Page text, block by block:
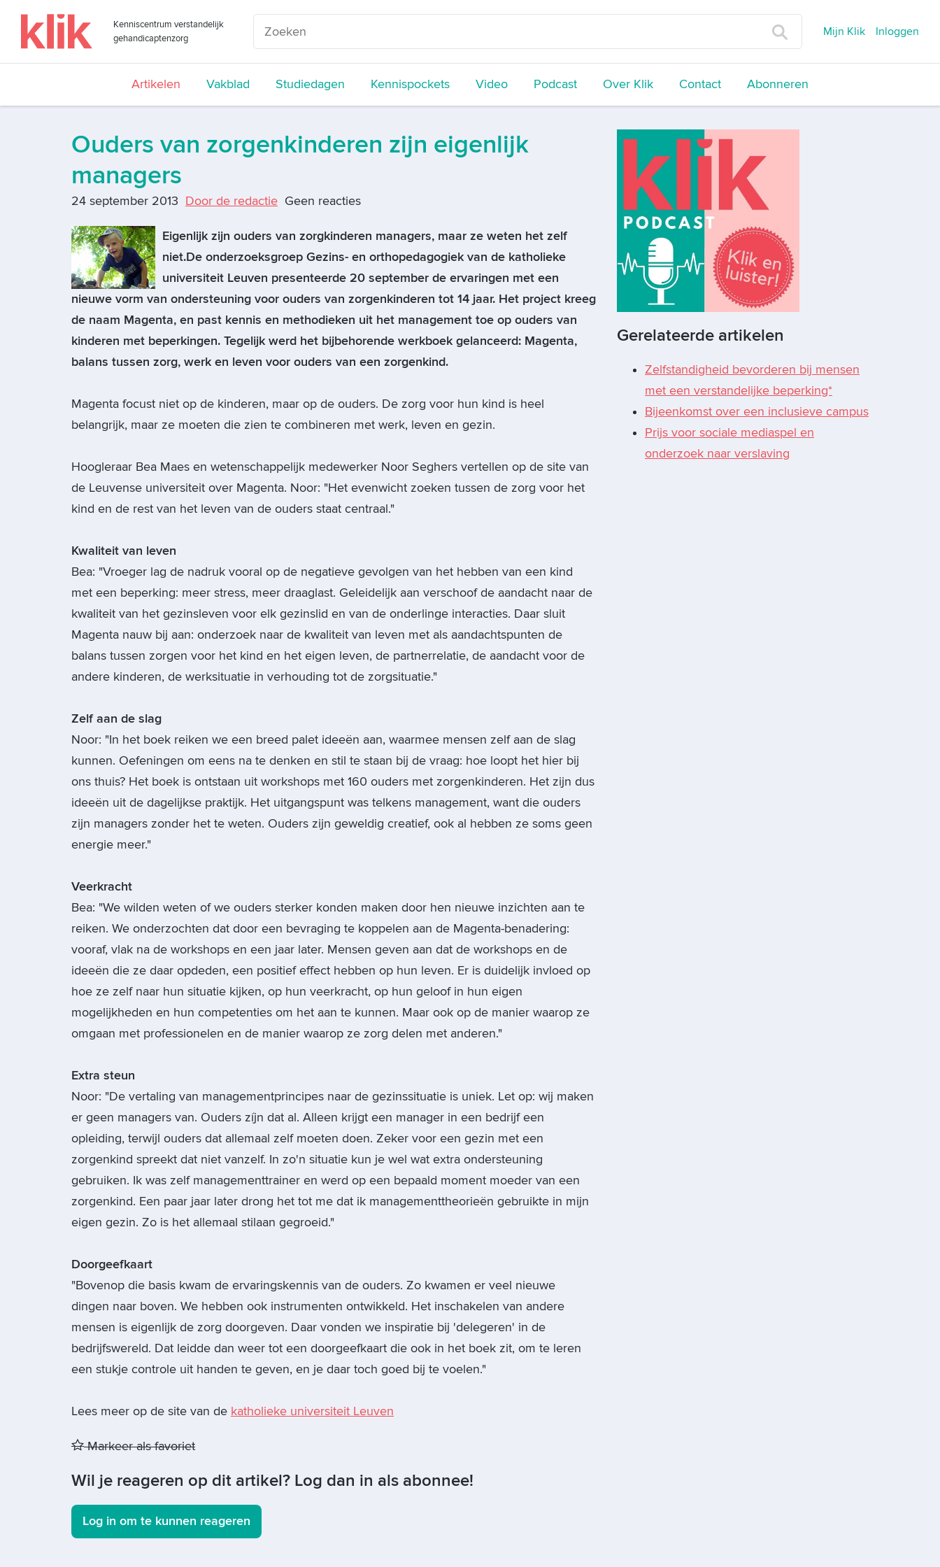
Kenniscentrum verstandelijk
gehandicaptenzorg
Mijn Klik Inloggen
Artikelen Vakblad Studiedagen Kennispockets Video Podcast Over Klik Contact Abonneren
Ouders van zorgenkinderen zijn eigenlijk
managers
24 september 2013 Door de redactie Geen reacties
Eigenlijk zijn ouders van zorgkinderen managers, maar ze weten het zelf
niet.De onderzoeksgroep Gezins- en orthopedagogiek van de katholieke
universiteit Leuven presenteerde 20 september de ervaringen met een
nieuwe vorm van ondersteuning voor ouders van zorgenkinderen tot 14 jaar. Het project kreeg
de naam Magenta, en past kennis en methodieken uit het management toe op ouders van
kinderen met beperkingen. Tegelijk werd het bijbehorende werkboek gelanceerd: Magenta,
balans tussen zorg, werk en leven voor ouders van een zorgenkind.
Magenta focust niet op de kinderen, maar op de ouders. De zorg voor hun kind is heel
belangrijk, maar ze moeten die zien te combineren met werk, leven en gezin.
Hoogleraar Bea Maes en wetenschappelijk medewerker Noor Seghers vertellen op de site van
de Leuvense universiteit over Magenta. Noor: "Het evenwicht zoeken tussen de zorg voor het
kind en de rest van het leven van de ouders staat centraal."
Kwaliteit van leven
Bea: "Vroeger lag de nadruk vooral op de negatieve gevolgen van het hebben van een kind
met een beperking: meer stress, meer draaglast. Geleidelijk aan verschoof de aandacht naar de
kwaliteit van het gezinsleven voor elk gezinslid en van de onderlinge interacties. Daar sluit
Magenta nauw bij aan: onderzoek naar de kwaliteit van leven met als aandachtspunten de
balans tussen zorgen voor het kind en het eigen leven, de partnerrelatie, de aandacht voor de
andere kinderen, de werksituatie in verhouding tot de zorgsituatie."
Zelf aan de slag
Noor: "In het boek reiken we een breed palet ideeën aan, waarmee mensen zelf aan de slag
kunnen. Oefeningen om eens na te denken en stil te staan bij de vraag: hoe loopt het hier bij
ons thuis? Het boek is ontstaan uit workshops met 160 ouders met zorgenkinderen. Het zijn dus
ideeën uit de dagelijkse praktijk. Het uitgangspunt was telkens management, want die ouders
zijn managers zonder het te weten. Ouders zijn geweldig creatief, ook al hebben ze soms geen
energie meer."
Veerkracht
Bea: "We wilden weten of we ouders sterker konden maken door hen nieuwe inzichten aan te
reiken. We onderzochten dat door een bevraging te koppelen aan de Magenta-benadering:
vooraf, vlak na de workshops en een jaar later. Mensen geven aan dat de workshops en de
ideeën die ze daar opdeden, een positief effect hebben op hun leven. Er is duidelijk invloed op
hoe ze zelf naar hun situatie kijken, op hun veerkracht, op hun geloof in hun eigen
mogelijkheden en hun competenties om het aan te kunnen. Maar ook op de manier waarop ze
omgaan met professionelen en de manier waarop ze zorg delen met anderen."
Extra steun
Noor: "De vertaling van managementprincipes naar de gezinssituatie is uniek. Let op: wij maken
er geen managers van. Ouders zíjn dat al. Alleen krijgt een manager in een bedrijf een
opleiding, terwijl ouders dat allemaal zelf moeten doen. Zeker voor een gezin met een
zorgenkind spreekt dat niet vanzelf. In zo'n situatie kun je wel wat extra ondersteuning
gebruiken. Ik was zelf managementtrainer en werd op een bepaald moment moeder van een
zorgenkind. Een paar jaar later drong het tot me dat ik managementtheorieën gebruikte in mijn
eigen gezin. Zo is het allemaal stilaan gegroeid."
Doorgeefkaart
"Bovenop die basis kwam de ervaringskennis van de ouders. Zo kwamen er veel nieuwe
dingen naar boven. We hebben ook instrumenten ontwikkeld. Het inschakelen van andere
mensen is eigenlijk de zorg doorgeven. Daar vonden we inspiratie bij 'delegeren' in de
bedrijfswereld. Dat leidde dan weer tot een doorgeefkaart die ook in het boek zit, om te leren
een stukje controle uit handen te geven, en je daar toch goed bij te voelen."
Lees meer op de site van de katholieke universiteit Leuven
Markeer als favoriet
Wil je reageren op dit artikel? Log dan in als abonnee!
Log in om te kunnen reageren
Gerelateerde artikelen
Zelfstandigheid bevorderen bij mensen
met een verstandelijke beperking*
Bijeenkomst over een inclusieve campus
Prijs voor sociale mediaspel en
onderzoek naar verslaving